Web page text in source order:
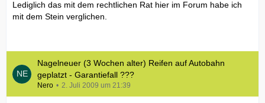
Lediglich das mit dem rechtlichen Rat hier im Forum habe ich
mit dem Stein verglichen.
Nagelneuer (3 Wochen alter) Reifen auf Autobahn
geplatzt - Garantiefall ???
Nero 2. Juli 2009 um 21:39